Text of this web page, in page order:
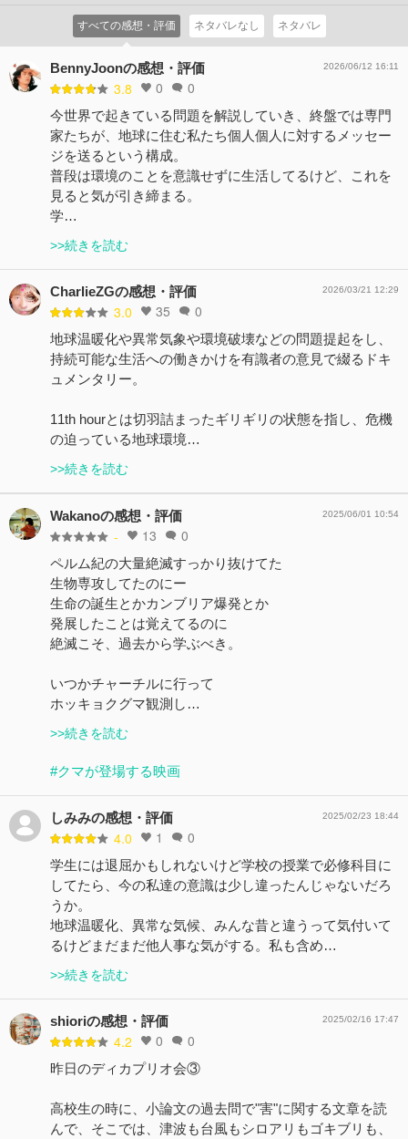
すべての感想・評価 ネタバレなし ネタバレ
BennyJoonの感想・評価
3.8 0 0
2026/06/12 16:11
今世界で起きている問題を解説していき、終盤では専門
家たちが、地球に住む私たち個人個人に対するメッセー
ジを送るという構成。
普段は環境のことを意識せずに生活してるけど、これを
見ると気が引き締まる。
学…
>>続きを読む
CharlieZGの感想・評価
3.0 35 0
2026/03/21 12:29
地球温暖化や異常気象や環境破壊などの問題提起をし、
持続可能な生活への働きかけを有識者の意見で綴るドキ
ュメンタリー。
11th hourとは切羽詰まったギリギリの状態を指し、危機
の迫っている地球環境…
>>続きを読む
Wakanoの感想・評価
- 13 0
2025/06/01 10:54
ペルム紀の大量絶滅すっかり抜けてた
生物専攻してたのにー
生命の誕生とかカンブリア爆発とか
発展したことは覚えてるのに
絶滅こそ、過去から学ぶべき。
いつかチャーチルに行って
ホッキョクグマ観測し…
>>続きを読む
#クマが登場する映画
しみみの感想・評価
4.0 1 0
2025/02/23 18:44
学生には退屈かもしれないけど学校の授業で必修科目に
してたら、今の私達の意識は少し違ったんじゃないだろ
うか。
地球温暖化、異常な気候、みんな昔と違うって気付いて
るけどまだまだ他人事な気がする。私も含め…
>>続きを読む
shioriの感想・評価
4.2 0 0
2025/02/16 17:47
昨日のディカプリオ会③
高校生の時に、小論文の過去問で"害"に関する文章を読
んで、そこでは、津波も台風もシロアリもゴキブリも、